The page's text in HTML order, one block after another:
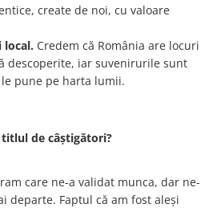
create de noi, cu valoare
local. Credem că România are locuri
descoperite, iar suvenirurile sunt
pune pe harta lumii.
de câștigători?
care ne-a validat munca, dar ne-
departe. Faptul că am fost aleși